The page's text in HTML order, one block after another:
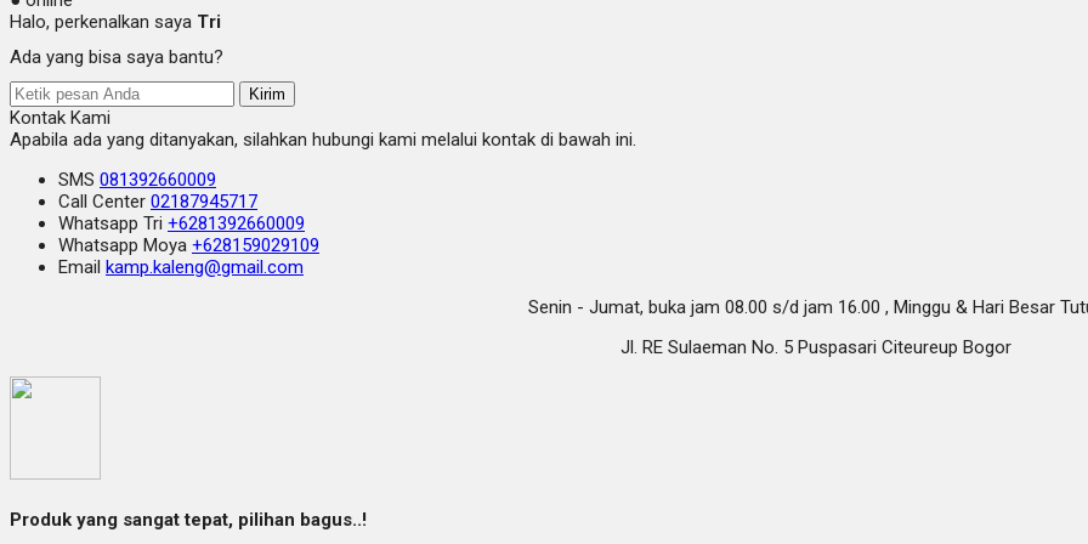
Halo, perkenalkan saya Tri
Ada yang bisa saya bantu?
Kirim
Kontak Kami
Apabila ada yang ditanyakan, silahkan hubungi kami melalui kontak di bawah ini.
SMS 081392660009
Call Center 02187945717
Whatsapp Tri +6281392660009
Whatsapp Moya +628159029109
Email kamp.kaleng@gmail.com
Senin - Jumat, buka jam 08.00 s/d jam 16.00 , Minggu & Hari Besar
Jl. RE Sulaeman No. 5 Puspasari Citeureup Bogor
Produk yang sangat tepat, pilihan bagus..!